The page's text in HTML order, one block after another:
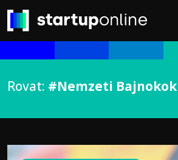
Rovat: #Nemzeti Bajnokok